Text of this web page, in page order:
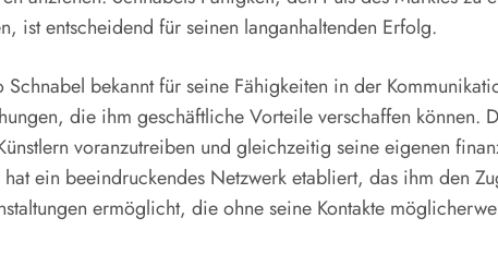
ist entscheidend für seinen langanhaltenden Erfolg.
bekannt für seine Fähigkeiten in der
die ihm geschäftliche Vorteile verschaffen können.
voranzutreiben und gleichzeitig seine eigenen
ein beeindruckendes Netzwerk etabliert, das ihm den
ermöglicht, die ohne seine Kontakte